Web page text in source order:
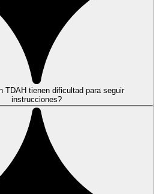
TDAH tienen dificultad para seguir
instrucciones?